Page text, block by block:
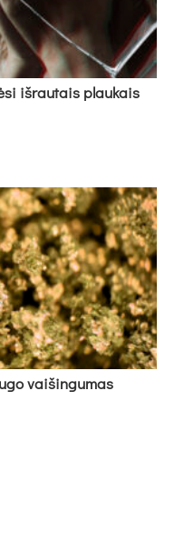
iš­rau­tais plau­kais
vai­šin­gu­mas